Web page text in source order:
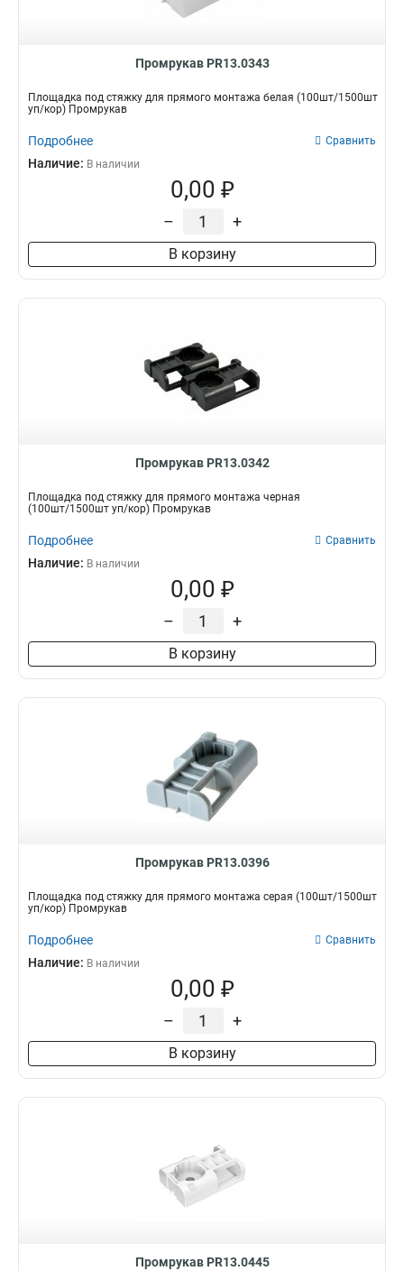
Промрукав PR13.0343
Площадка под стяжку для прямого монтажа белая (100шт/1500шт
уп/кор) Промрукав
Подробнее Сравнить
Наличие: В наличии
0,00 ₽
– +
В корзину
Промрукав PR13.0342
Площадка под стяжку для прямого монтажа черная
(100шт/1500шт уп/кор) Промрукав
Подробнее Сравнить
Наличие: В наличии
0,00 ₽
– +
В корзину
Промрукав PR13.0396
Площадка под стяжку для прямого монтажа серая (100шт/1500шт
уп/кор) Промрукав
Подробнее Сравнить
Наличие: В наличии
0,00 ₽
– +
В корзину
Промрукав PR13.0445